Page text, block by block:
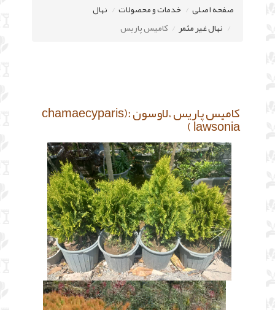
صفحه اصلی خدمات و محصولات
نهال
نهال غیر مثمر
کامیس پاریس
کامیس پاریس ،لاوسون :(chamaecyparis
lawsonia )